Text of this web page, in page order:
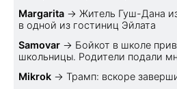
Margarita → Житель Гуш-Дана
в одной из гостиниц Эйлата
Samovar → Бойкот в школе
школьницы. Родители подали
Mikrok → Трамп: вскоре